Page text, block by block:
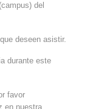
del
deseen asistir.
durante este
favor
en nuestra